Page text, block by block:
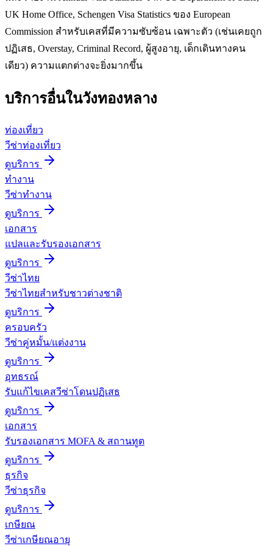
UK Home Office, Schengen Visa Statistics ของ European
Commission สำหรับเคสที่มีความซับซ้อน เฉพาะตัว (เช่นเคยถูก
ปฏิเสธ, Overstay, Criminal Record, ผู้สูงอายุ, เด็กเดินทางคน
เดียว) ความแตกต่างจะยิ่งมากขึ้น
บริการอื่นในวังทองหลาง
ท่องเที่ยว
วีซ่าท่องเที่ยว
ดูบริการ
ทำงาน
วีซ่าทำงาน
ดูบริการ
เอกสาร
แปลและรับรองเอกสาร
ดูบริการ
วีซ่าไทย
วีซ่าไทยสำหรับชาวต่างชาติ
ดูบริการ
ครอบครัว
วีซ่าคู่หมั้น/แต่งงาน
ดูบริการ
อุทธรณ์
รับแก้ไขเคสวีซ่าโดนปฏิเสธ
ดูบริการ
เอกสาร
รับรองเอกสาร MOFA & สถานทูต
ดูบริการ
ธุรกิจ
วีซ่าธุรกิจ
ดูบริการ
เกษียณ
วีซ่าเกษียณอายุ